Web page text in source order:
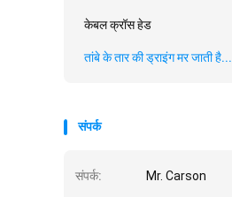
केबल क्रॉस हेड
तांबे के तार की ड्राइंग मर जाती है...
संपर्क
संपर्क: Mr. Carson